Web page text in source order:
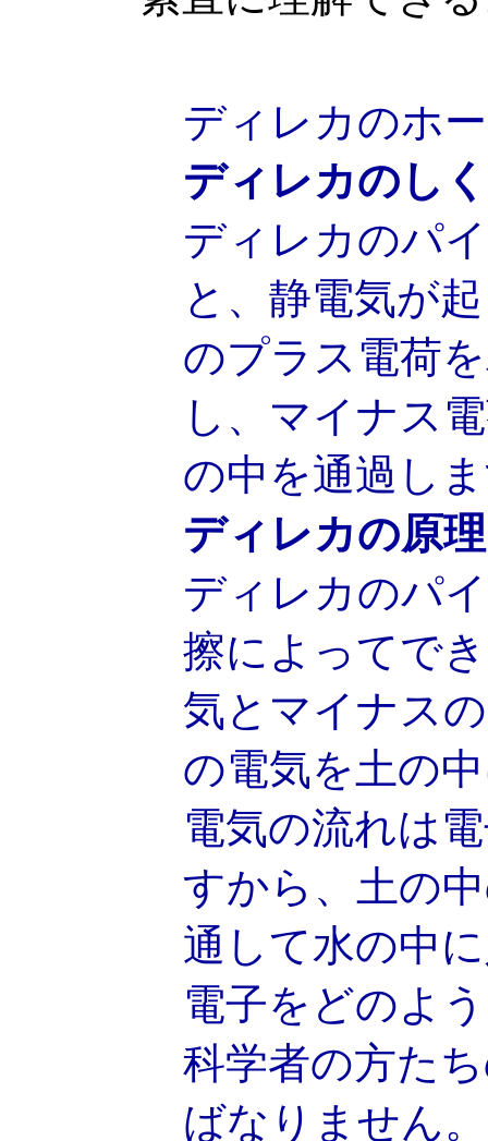
ディレカのホ
ディレカのし
ディレカのパ
と、静電気が
のプラス電荷
し、マイナス
の中を通過し
ディレカの原
ディレカのパ
擦によってで
気とマイナス
の電気を土の
電気の流れは
すから、土の
通して水の中
電子をどのよ
科学者の方た
ばなりません。